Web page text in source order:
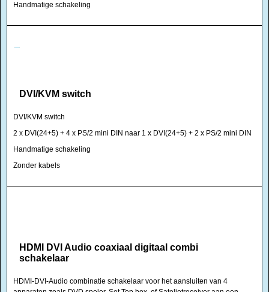
Handmatige schakeling
DVI/KVM switch
DVI/KVM switch
2 x DVI(24+5) + 4 x PS/2 mini DIN naar 1 x DVI(24+5) + 2 x PS/2 mini DIN
Handmatige schakeling
Zonder kabels
HDMI DVI Audio coaxiaal digitaal combi
schakelaar
HDMI-DVI-Audio combinatie schakelaar voor het aansluiten van 4